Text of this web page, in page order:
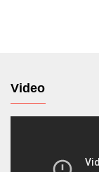
Video